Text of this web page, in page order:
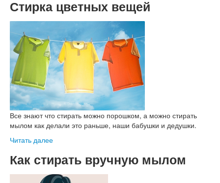
Стирка цветных вещей
Все знают что стирать можно порошком, а можно стирать
мылом как делали это раньше, наши бабушки и дедушки.
Читать далее
Как стирать вручную мылом